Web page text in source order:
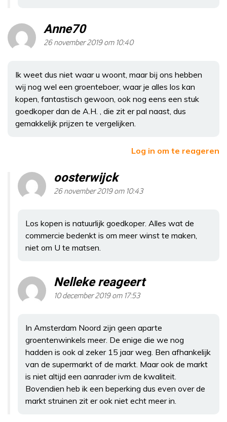
Anne70
26 november 2019 om 10:40
Ik weet dus niet waar u woont, maar bij ons hebben
wij nog wel een groenteboer, waar je alles los kan
kopen, fantastisch gewoon, ook nog eens een stuk
goedkoper dan de A.H. , die zit er pal naast, dus
gemakkelijk prijzen te vergelijken.
Log in om te reageren
oosterwijck
26 november 2019 om 10:43
Los kopen is natuurlijk goedkoper. Alles wat de
commercie bedenkt is om meer winst te maken,
niet om U te matsen.
Nelleke reageert
10 december 2019 om 17:53
In Amsterdam Noord zijn geen aparte
groentenwinkels meer. De enige die we nog
hadden is ook al zeker 15 jaar weg. Ben afhankelijk
van de supermarkt of de markt. Maar ook de markt
is niet altijd een aanrader ivm de kwaliteit.
Bovendien heb ik een beperking dus even over de
markt struinen zit er ook niet echt meer in.